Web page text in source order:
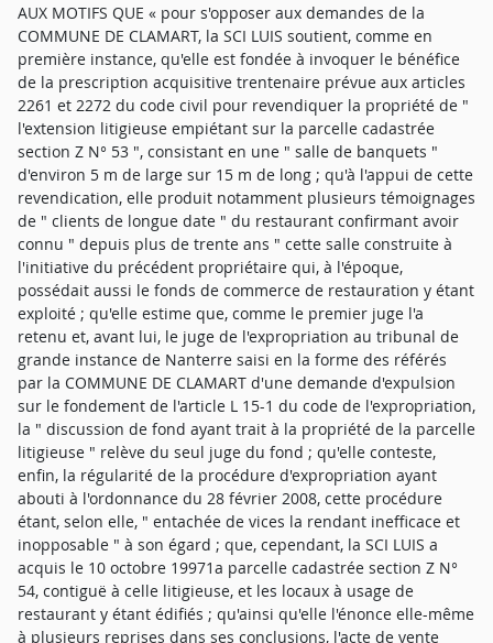
AUX MOTIFS QUE « pour s'opposer aux demandes de la
COMMUNE DE CLAMART, la SCI LUIS soutient, comme en
première instance, qu'elle est fondée à invoquer le bénéfice
de la prescription acquisitive trentenaire prévue aux articles
2261 et 2272 du code civil pour revendiquer la propriété de "
l'extension litigieuse empiétant sur la parcelle cadastrée
section Z N° 53 ", consistant en une " salle de banquets "
d'environ 5 m de large sur 15 m de long ; qu'à l'appui de cette
revendication, elle produit notamment plusieurs témoignages
de " clients de longue date " du restaurant confirmant avoir
connu " depuis plus de trente ans " cette salle construite à
l'initiative du précédent propriétaire qui, à l'époque,
possédait aussi le fonds de commerce de restauration y étant
exploité ; qu'elle estime que, comme le premier juge l'a
retenu et, avant lui, le juge de l'expropriation au tribunal de
grande instance de Nanterre saisi en la forme des référés
par la COMMUNE DE CLAMART d'une demande d'expulsion
sur le fondement de l'article L 15-1 du code de l'expropriation,
la " discussion de fond ayant trait à la propriété de la parcelle
litigieuse " relève du seul juge du fond ; qu'elle conteste,
enfin, la régularité de la procédure d'expropriation ayant
abouti à l'ordonnance du 28 février 2008, cette procédure
étant, selon elle, " entachée de vices la rendant inefficace et
inopposable " à son égard ; que, cependant, la SCI LUIS a
acquis le 10 octobre 19971a parcelle cadastrée section Z N°
54, contiguë à celle litigieuse, et les locaux à usage de
restaurant y étant édifiés ; qu'ainsi qu'elle l'énonce elle-même
à plusieurs reprises dans ses conclusions, l'acte de vente